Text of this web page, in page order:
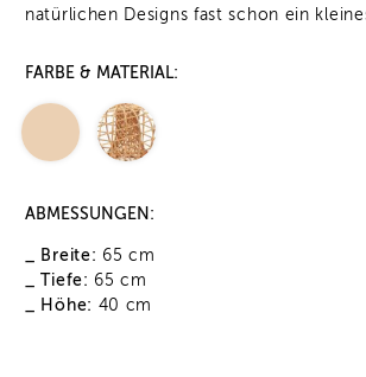
natürlichen Designs fast schon ein
FARBE & MATERIAL:
ABMESSUNGEN:
_ Breite: 65 cm
_ Tiefe: 65 cm
_ Höhe: 40 cm